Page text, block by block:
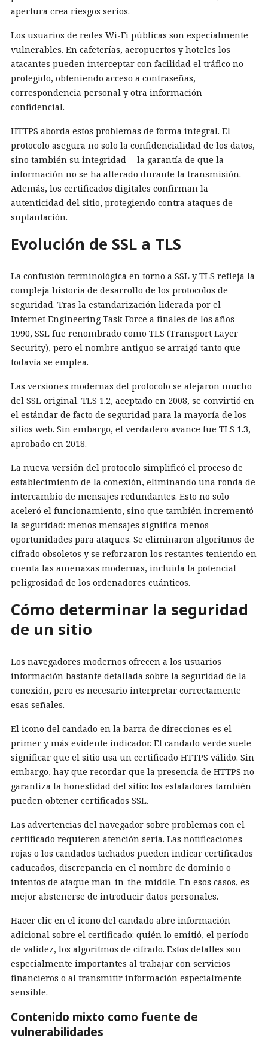
apertura crea riesgos serios.
Los usuarios de redes Wi-Fi públicas son especialmente
vulnerables. En cafeterías, aeropuertos y hoteles los
atacantes pueden interceptar con facilidad el tráfico no
protegido, obteniendo acceso a contraseñas,
correspondencia personal y otra información
confidencial.
HTTPS aborda estos problemas de forma integral. El
protocolo asegura no solo la confidencialidad de los datos,
sino también su integridad —la garantía de que la
información no se ha alterado durante la transmisión.
Además, los certificados digitales confirman la
autenticidad del sitio, protegiendo contra ataques de
suplantación.
Evolución de SSL a TLS
La confusión terminológica en torno a SSL y TLS refleja la
compleja historia de desarrollo de los protocolos de
seguridad. Tras la estandarización liderada por el
Internet Engineering Task Force a finales de los años
1990, SSL fue renombrado como TLS (Transport Layer
Security), pero el nombre antiguo se arraigó tanto que
todavía se emplea.
Las versiones modernas del protocolo se alejaron mucho
del SSL original. TLS 1.2, aceptado en 2008, se convirtió en
el estándar de facto de seguridad para la mayoría de los
sitios web. Sin embargo, el verdadero avance fue TLS 1.3,
aprobado en 2018.
La nueva versión del protocolo simplificó el proceso de
establecimiento de la conexión, eliminando una ronda de
intercambio de mensajes redundantes. Esto no solo
aceleró el funcionamiento, sino que también incrementó
la seguridad: menos mensajes significa menos
oportunidades para ataques. Se eliminaron algoritmos de
cifrado obsoletos y se reforzaron los restantes teniendo en
cuenta las amenazas modernas, incluida la potencial
peligrosidad de los ordenadores cuánticos.
Cómo determinar la seguridad
de un sitio
Los navegadores modernos ofrecen a los usuarios
información bastante detallada sobre la seguridad de la
conexión, pero es necesario interpretar correctamente
esas señales.
El icono del candado en la barra de direcciones es el
primer y más evidente indicador. El candado verde suele
significar que el sitio usa un certificado HTTPS válido. Sin
embargo, hay que recordar que la presencia de HTTPS no
garantiza la honestidad del sitio: los estafadores también
pueden obtener certificados SSL.
Las advertencias del navegador sobre problemas con el
certificado requieren atención seria. Las notificaciones
rojas o los candados tachados pueden indicar certificados
caducados, discrepancia en el nombre de dominio o
intentos de ataque man-in-the-middle. En esos casos, es
mejor abstenerse de introducir datos personales.
Hacer clic en el icono del candado abre información
adicional sobre el certificado: quién lo emitió, el período
de validez, los algoritmos de cifrado. Estos detalles son
especialmente importantes al trabajar con servicios
financieros o al transmitir información especialmente
sensible.
Contenido mixto como fuente de
vulnerabilidades